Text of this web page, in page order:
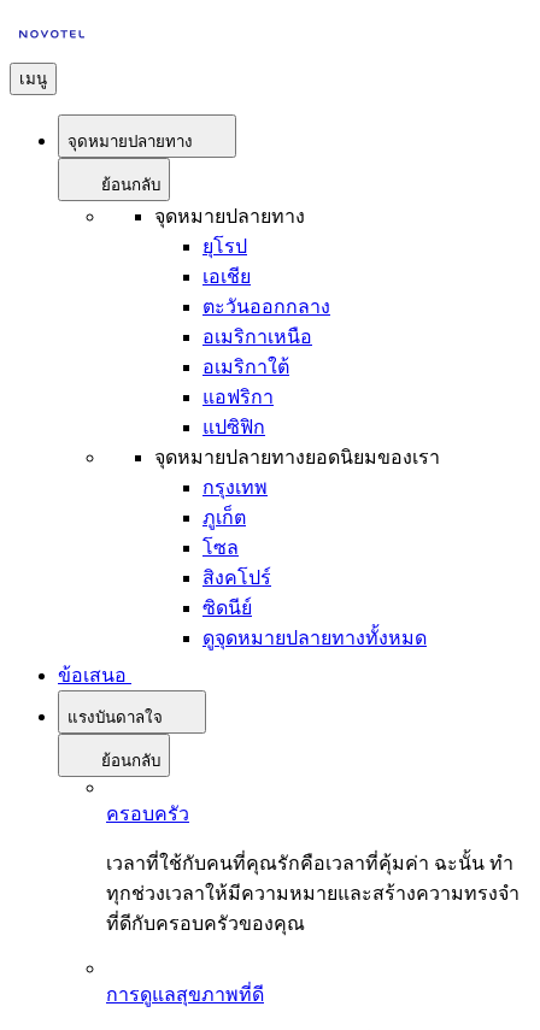
เมนู
จุดหมายปลายทาง
ย้อนกลับ
จุดหมายปลายทาง
ยุโรป
เอเชีย
ตะวันออกกลาง
อเมริกาเหนือ
อเมริกาใต้
แอฟริกา
แปซิฟิก
จุดหมายปลายทางยอดนิยมของเรา
กรุงเทพ
ภูเก็ต
โซล
สิงคโปร์
ซิดนีย์
ดูจุดหมายปลายทางทั้งหมด
ข้อเสนอ
แรงบันดาลใจ
ย้อนกลับ
ครอบครัว
เวลาที่ใช้กับคนที่คุณรักคือเวลาที่คุ้มค่า ฉะนั้น ทำ
ทุกช่วงเวลาให้มีความหมายและสร้างความทรงจำ
ที่ดีกับครอบครัวของคุณ
การดูแลสุขภาพที่ดี